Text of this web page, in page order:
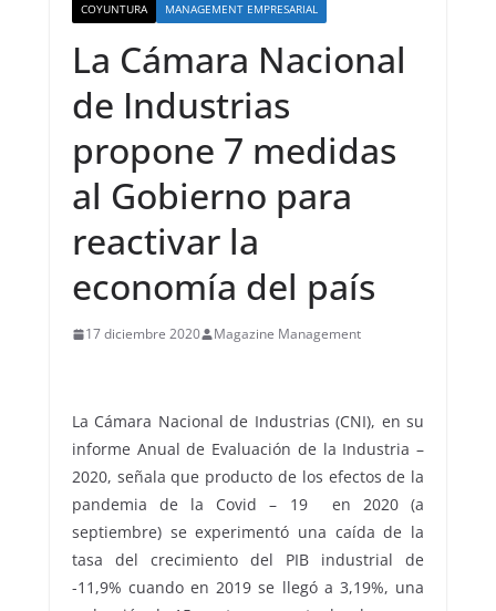
COYUNTURA MANAGEMENT EMPRESARIAL
La Cámara Nacional
de Industrias
propone 7 medidas
al Gobierno para
reactivar la
economía del país
17 diciembre 2020 Magazine Management
La Cámara Nacional de Industrias (CNI), en su
informe Anual de Evaluación de la Industria –
2020, señala que producto de los efectos de la
pandemia de la Covid – 19 en 2020 (a
septiembre) se experimentó una caída de la
tasa del crecimiento del PIB industrial de
-11,9% cuando en 2019 se llegó a 3,19%, una